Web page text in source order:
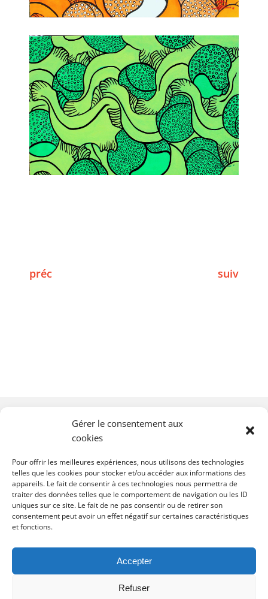
Gérer le consentement aux
cookies
Pour offrir les meilleures expériences, nous utilisons des technologies
telles que les cookies pour stocker et/ou accéder aux informations des
appareils. Le fait de consentir à ces technologies nous permettra de
traiter des données telles que le comportement de navigation ou les ID
uniques sur ce site. Le fait de ne pas consentir ou de retirer son
consentement peut avoir un effet négatif sur certaines caractéristiques
et fonctions.
Accepter
Refuser
préc suiv